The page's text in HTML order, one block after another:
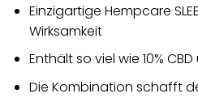
Einzigartige Hempcare
Wirksamkeit
Enthält so viel wie 10% CBD
Die Kombination schafft